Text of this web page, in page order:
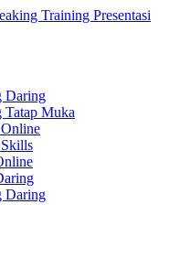
Daring
Tatap Muka
Daring